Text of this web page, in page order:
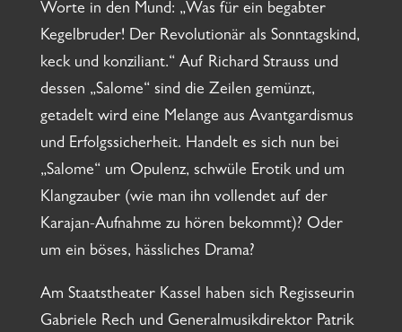
Worte in den Mund: „Was für ein begabter
Kegelbruder! Der Revolutionär als Sonntagskind,
keck und konziliant.“ Auf Richard Strauss und
dessen „Salome“ sind die Zeilen gemünzt,
getadelt wird eine Melange aus Avantgardismus
und Erfolgssicherheit. Handelt es sich nun bei
„Salome“ um Opulenz, schwüle Erotik und um
Klangzauber (wie man ihn vollendet auf der
Karajan-Aufnahme zu hören bekommt)? Oder
um ein böses, hässliches Drama?
Am Staatstheater Kassel haben sich Regisseurin
Gabriele Rech und Generalmusikdirektor Patrik